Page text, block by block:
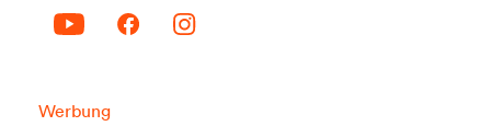
Werbung